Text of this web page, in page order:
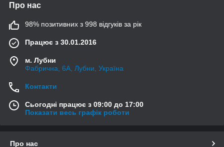
Про нас
98% позитивних з 998 відгуків за рік
Працює з 30.01.2016
м. Лубни
Фабрична, 6А, Лубни, Україна
Контакти
Сьогодні працює з 09:00 до 17:00
Показати весь графік роботи
Про нас